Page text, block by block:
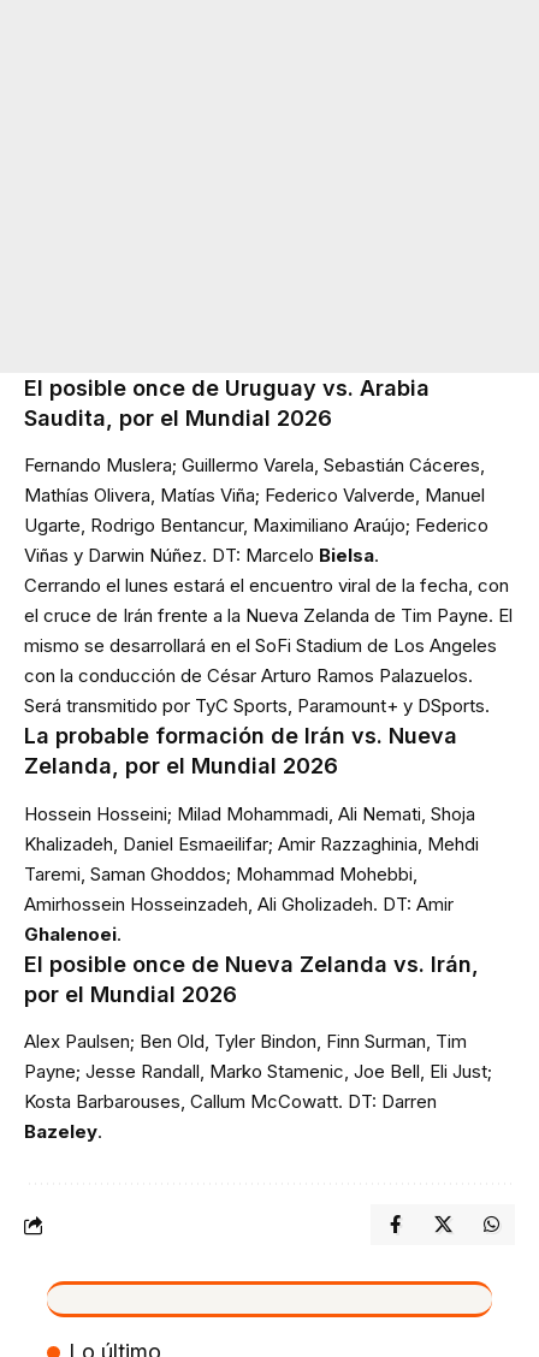
El posible once de Uruguay vs. Arabia
Saudita, por el Mundial 2026
Fernando Muslera; Guillermo Varela, Sebastián Cáceres,
Mathías Olivera, Matías Viña; Federico Valverde, Manuel
Ugarte, Rodrigo Bentancur, Maximiliano Araújo; Federico
Viñas y Darwin Núñez. DT: Marcelo Bielsa.
Cerrando el lunes estará el encuentro viral de la fecha, con
el cruce de Irán frente a la Nueva Zelanda de Tim Payne. El
mismo se desarrollará en el SoFi Stadium de Los Angeles
con la conducción de César Arturo Ramos Palazuelos.
Será transmitido por TyC Sports, Paramount+ y DSports.
La probable formación de Irán vs. Nueva
Zelanda, por el Mundial 2026
Hossein Hosseini; Milad Mohammadi, Ali Nemati, Shoja
Khalizadeh, Daniel Esmaeilifar; Amir Razzaghinia, Mehdi
Taremi, Saman Ghoddos; Mohammad Mohebbi,
Amirhossein Hosseinzadeh, Ali Gholizadeh. DT: Amir
Ghalenoei.
El posible once de Nueva Zelanda vs. Irán,
por el Mundial 2026
Alex Paulsen; Ben Old, Tyler Bindon, Finn Surman, Tim
Payne; Jesse Randall, Marko Stamenic, Joe Bell, Eli Just;
Kosta Barbarouses, Callum McCowatt. DT: Darren
Bazeley.
VIVO
Lo último